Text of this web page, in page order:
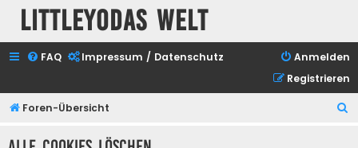
Littleyodas Welt
FAQ Impressum / Datenschutz
Anmelden
Registrieren
Foren-Übersicht